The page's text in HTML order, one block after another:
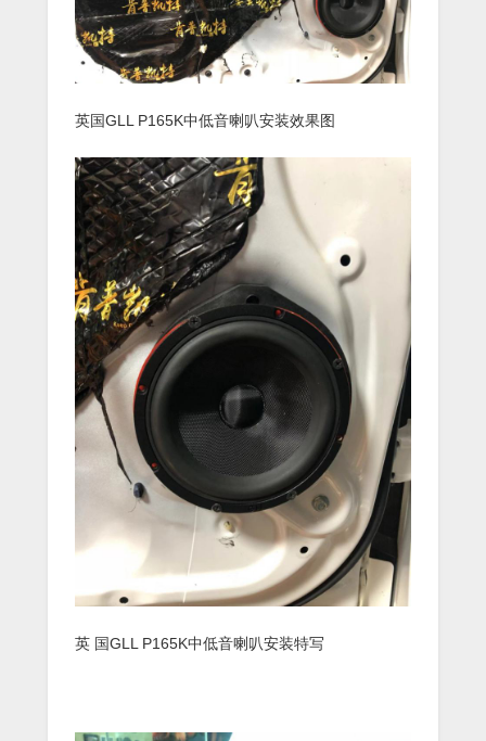
英国GLL P165K中低音喇叭安装效果图
英 国GLL P165K中低音喇叭安装特写